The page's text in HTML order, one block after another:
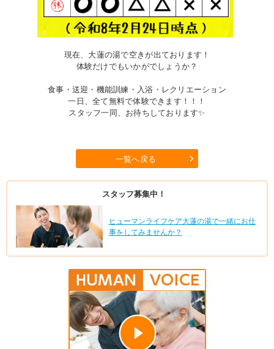
現在、大蓮の湯で空きが出ております！
体験だけでもいかがでしょうか？
食事・送迎・機能訓練・入浴・レクリエーション
一日、全て無料で体験できます！！！
スタッフ一同、お待ちしております✨
一覧へ戻る
スタッフ募集中！
ヒューマンライフケア大蓮の湯で一緒にお仕
事をしてみませんか？